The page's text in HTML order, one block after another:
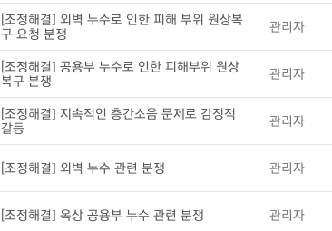
[조정해결] 외벽 누수로 인한 피해 부위 원상복
구 요청 분쟁
관리자
[조정해결] 공용부 누수로 인한 피해부위 원상
복구 분쟁
관리자
[조정해결] 지속적인 층간소음 문제로 감정적
갈등
관리자
[조정해결] 외벽 누수 관련 분쟁 관리자
[조정해결] 옥상 공용부 누수 관련 분쟁 관리자